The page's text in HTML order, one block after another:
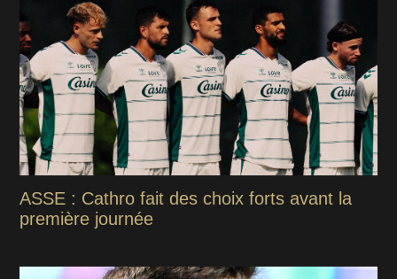
ASSE : Cathro fait des choix forts avant la
première journée